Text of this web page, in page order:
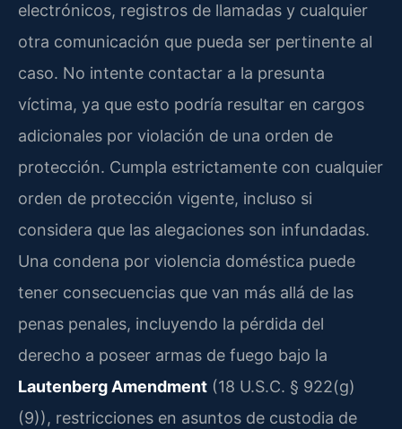
electrónicos, registros de llamadas y cualquier
otra comunicación que pueda ser pertinente al
caso. No intente contactar a la presunta
víctima, ya que esto podría resultar en cargos
adicionales por violación de una orden de
protección. Cumpla estrictamente con cualquier
orden de protección vigente, incluso si
considera que las alegaciones son infundadas.
Una condena por violencia doméstica puede
tener consecuencias que van más allá de las
penas penales, incluyendo la pérdida del
derecho a poseer armas de fuego bajo la
Lautenberg Amendment (18 U.S.C. § 922(g)
(9)), restricciones en asuntos de custodia de